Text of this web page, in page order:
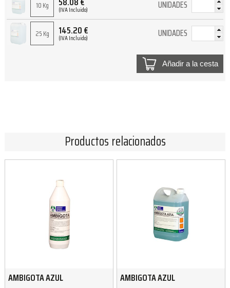
10 Kg (IVA Incluido) UNIDADES
25 Kg 145.20€
(IVA Incluido) UNIDADES
Añadir a la cesta
Productos relacionados
AMBIGOTA AZUL AMBIGOTA AZUL